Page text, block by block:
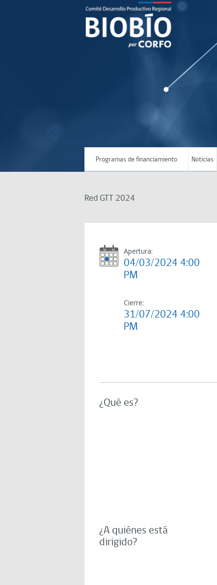
Programas de financiamiento Noticias
Red GTT 2024
Apertura:
04/03/2024 4:00
PM
Cierre:
31/07/2024 4:00
PM
¿Qué es?
¿A quiénes está
dirigido?